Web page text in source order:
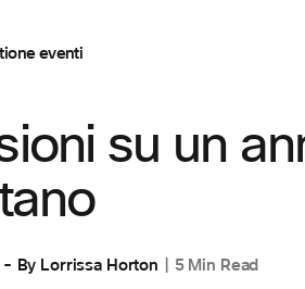
eventi
su un
By Lorrissa Horton 5 Min Read